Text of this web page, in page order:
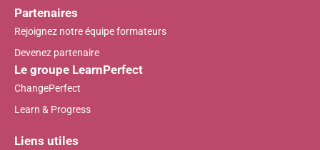
Partenaires
Rejoignez notre équipe formateurs
Devenez partenaire
Le groupe LearnPerfect
ChangePerfect
Learn & Progress
Liens utiles